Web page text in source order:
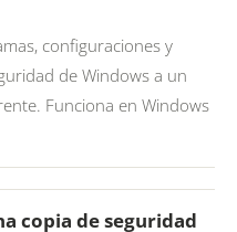
configuraciones y
de Windows a un
Funciona en Windows
copia de seguridad